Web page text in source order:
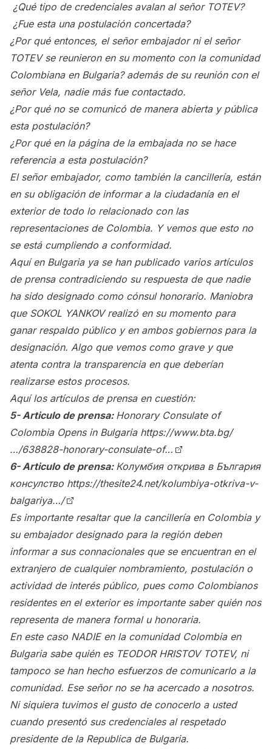
¿Qué tipo de credenciales avalan al señor TOTEV?
¿Fue esta una postulación concertada?
¿Por qué entonces, el señor embajador ni el señor
TOTEV se reunieron en su momento con la comunidad
Colombiana en Bulgaria? además de su reunión con el
señor Vela, nadie más fue contactado.
¿Por qué no se comunicó de manera abierta y pública
esta postulación?
¿Por qué en la página de la embajada no se hace
referencia a esta postulación?
El señor embajador, como también la cancillería, están
en su obligación de informar a la ciudadanía en el
exterior de todo lo relacionado con las
representaciones de Colombia. Y vemos que esto no
se está cumpliendo a conformidad.
Aquí en Bulgaria ya se han publicado varios artículos
de prensa contradiciendo su respuesta de que nadie
ha sido designado como cónsul honorario. Maniobra
que SOKOL YANKOV realizó en su momento para
ganar respaldo público y en ambos gobiernos para la
designación. Algo que vemos como grave y que
atenta contra la transparencia en que deberían
realizarse estos procesos.
Aquí los artículos de prensa en cuestión:
5- Articulo de prensa: Honorary Consulate of
Colombia Opens in Bulgaria https://www.bta.bg/
…/638828-honorary-consulate-of…
6- Articulo de prensa: Колумбия открива в България
консулство https://thesite24.net/kolumbiya-otkriva-v-
balgariya…/
Es importante resaltar que la cancillería en Colombia y
su embajador designado para la región deben
informar a sus connacionales que se encuentran en el
extranjero de cualquier nombramiento, postulación o
actividad de interés público, pues como Colombianos
residentes en el exterior es importante saber quién nos
representa de manera formal u honoraria.
En este caso NADIE en la comunidad Colombia en
Bulgaria sabe quién es TEODOR HRISTOV TOTEV, ni
tampoco se han hecho esfuerzos de comunicarlo a la
comunidad. Ese señor no se ha acercado a nosotros.
Ni siquiera tuvimos el gusto de conocerlo a usted
cuando presentó sus credenciales al respetado
presidente de la Republica de Bulgaria.